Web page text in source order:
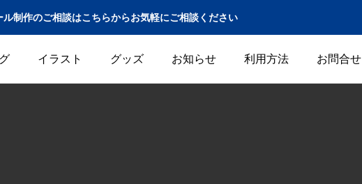
ル制作のご相談はこちらからお気軽にご相談ください
イラスト グッズ お知らせ 利用方法 お問合せ